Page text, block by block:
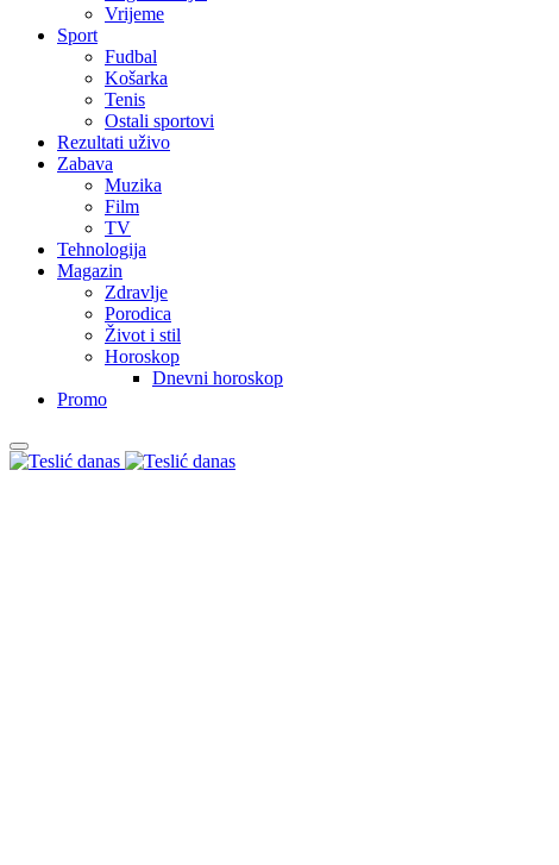
Vrijeme
Sport
Fudbal
Košarka
Tenis
Ostali sportovi
Rezultati uživo
Zabava
Muzika
Film
TV
Tehnologija
Magazin
Zdravlje
Porodica
Život i stil
Horoskop
Dnevni horoskop
Promo